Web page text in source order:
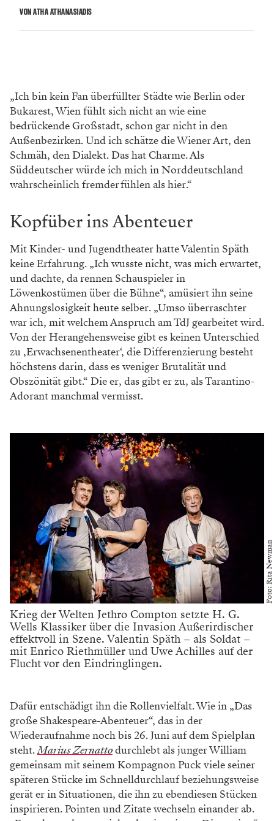
VON ATHA ATHANASIADIS
„Ich bin kein Fan überfüllter Städte wie Berlin oder
Bukarest, Wien fühlt sich nicht an wie eine
bedrückende Großstadt, schon gar nicht in den
Außenbezirken. Und ich schätze die Wiener Art, den
Schmäh, den Dialekt. Das hat Charme. Als
Süddeutscher würde ich mich in Norddeutschland
wahrscheinlich fremder fühlen als hier.“
Kopfüber ins Abenteuer
Mit Kinder- und Jugendtheater hatte Valentin Späth
keine Erfahrung. „Ich wusste nicht, was mich erwartet,
und dachte, da rennen Schauspieler in
Löwenkostümen über die Bühne“, amüsiert ihn seine
Ahnungslosigkeit heute selber. „Umso überraschter
war ich, mit welchem Anspruch am TdJ gearbeitet wird.
Von der Herangehensweise gibt es keinen Unterschied
zu ‚Erwachsenentheater‘, die Differenzierung besteht
höchstens darin, dass es weniger Brutalität und
Obszönität gibt.“ Die er, das gibt er zu, als Tarantino-
Adorant manchmal vermisst.
Foto: Rita Newman
Krieg der Welten Jethro Compton setzte H. G.
Wells Klassiker über die Invasion Außerirdischer
effektvoll in Szene. Valentin Späth – als Soldat –
mit Enrico Riethmüller und Uwe Achilles auf der
Flucht vor den Eindringlingen.
Dafür entschädigt ihn die Rollenvielfalt. Wie in „Das
große Shakespeare-Abenteuer“, das in der
Wiederaufnahme noch bis 26. Juni auf dem Spielplan
steht.Marius Zernattodurchlebt als junger William
gemeinsam mit seinem Kompagnon Puck viele seiner
späteren Stücke im Schnelldurchlauf beziehungsweise
gerät er in Situationen, die ihn zu ebendiesen Stücken
inspirieren. Pointen und Zitate wechseln einander ab.